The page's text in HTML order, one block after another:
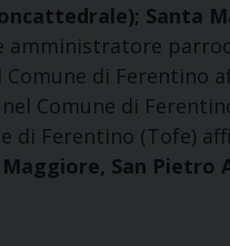
Santa
amministratore
Comune di Ferentino
nel Comune di
di Ferentino (Tofe)
San Pietro